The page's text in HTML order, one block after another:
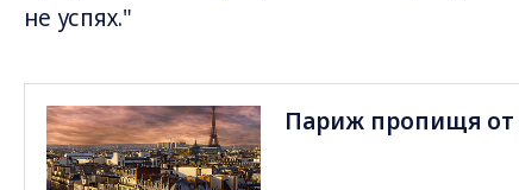
не успях."
Париж пропищя от